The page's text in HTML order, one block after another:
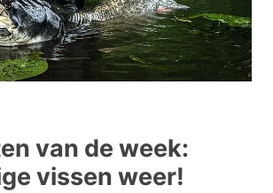
van de week:
vissen weer!